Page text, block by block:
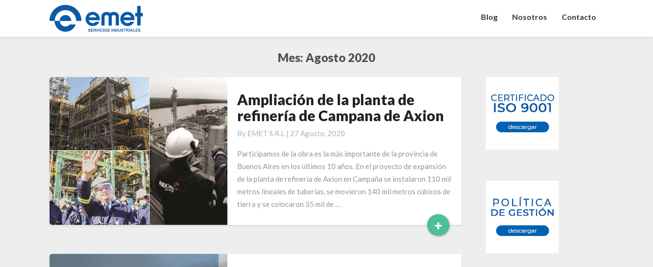
Blog Nosotros Contacto
Mes: Agosto 2020
Ampliación
la
planta
refinería
de
Campana
de
Axion
Ampliación de la planta de
refinería de Campana de Axion
By EMET S.R.L | 27 Agosto, 2020
Participamos de la obra es la más importante de la provincia de
Buenos Aires en los últimos 10 años. En el proyecto de expansión
de la planta de refinería de Axion en Campaña se instalaron 110 mil
metros lineales de tuberías, se movieron 140 mil metros cúbicos de
tierra y se colocaron 35 mil de …
+Leer
Más